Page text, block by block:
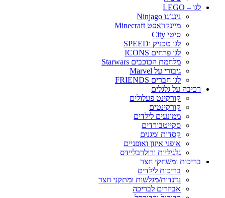
לגו – LEGO
נינג’גו Ninjago
מיינקראפט Minecraft
סיטי City
לגו טכניק וSPEED
לגו פרחים ICONS
מלחמת הכוכבים Starwars
גיבורי על Marvel
לגו חברים FRIENDS
רכיבה על גלגלים
קורקינט פעלולים
קורקינטים
ממונעים לילדים
סקייטבורדים
קסדות ומגנים
אופני איזון ואופניים
גלגיליות ורולרבליידס
בריכות ומשחקי חצר
בריכות לילדים
נדנדות/מגלשות ומתקני חצר
אביזרים לבריכה